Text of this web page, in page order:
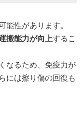
能性があります。
搬能力が向上するこ
なるため、免疫力が
には擦り傷の回復も